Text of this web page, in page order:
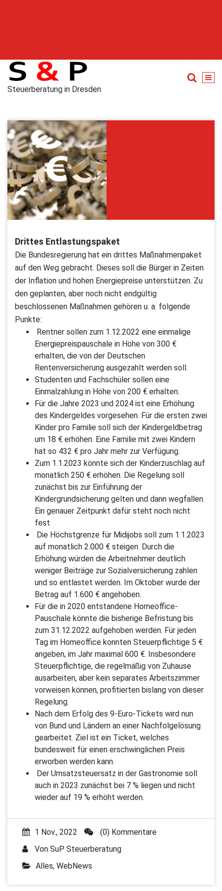
Steuerberatung in Dresden
Drittes Entlastungspaket
Die Bundesregierung hat ein drittes Maßnahmenpaket
auf den Weg gebracht. Dieses soll die Bürger in Zeiten
der Inflation und hohen Energiepreise unterstützen. Zu
den geplanten, aber noch nicht endgültig
beschlossenen Maßnahmen gehören u. a. folgende
Punkte:
Rentner sollen zum 1.12.2022 eine einmalige
Energiepreispauschale in Höhe von 300 €
erhalten, die von der Deutschen
Rentenversicherung ausgezahlt werden soll.
Studenten und Fachschüler sollen eine
Einmalzahlung in Höhe von 200 € erhalten.
Für die Jahre 2023 und 2024 ist eine Erhöhung
des Kindergeldes vorgesehen. Für die ersten zwei
Kinder pro Familie soll sich der Kindergeldbetrag
um 18 € erhöhen. Eine Familie mit zwei Kindern
hat so 432 € pro Jahr mehr zur Verfügung.
Zum 1.1.2023 könnte sich der Kinderzuschlag auf
monatlich 250 € erhöhen. Die Regelung soll
zunächst bis zur Einführung der
Kindergrundsicherung gelten und dann wegfallen.
Ein genauer Zeitpunkt dafür steht noch nicht
fest
Die Höchstgrenze für Midijobs soll zum 1.1.2023
auf monatlich 2.000 € steigen. Durch die
Erhöhung würden die Arbeitnehmer deutlich
weniger Beiträge zur Sozialversicherung zahlen
und so entlastet werden. Im Oktober wurde der
Betrag auf 1.600 € angehoben.
Für die in 2020 entstandene Homeoffice-
Pauschale könnte die bisherige Befristung bis
zum 31.12.2022 aufgehoben werden. Für jeden
Tag im Homeoffice konnten Steuerpflichtige 5 €
angeben, im Jahr maximal 600 €. Insbesondere
Steuerpflichtige, die regelmäßig von Zuhause
ausarbeiten, aber kein separates Arbeitszimmer
vorweisen können, profitierten bislang von dieser
Regelung.
Nach dem Erfolg des 9-Euro-Tickets wird nun
von Bund und Ländern an einer Nachfolgelösung
gearbeitet. Ziel ist ein Ticket, welches
bundesweit für einen erschwinglichen Preis
erworben werden kann.
Der Umsatzsteuersatz in der Gastronomie soll
auch in 2023 zunächst bei 7 % liegen und nicht
wieder auf 19 % erhöht werden.
1 Nov., 2022
(0) Kommentare
Von SuP Steuerberatung
Alles, WebNews